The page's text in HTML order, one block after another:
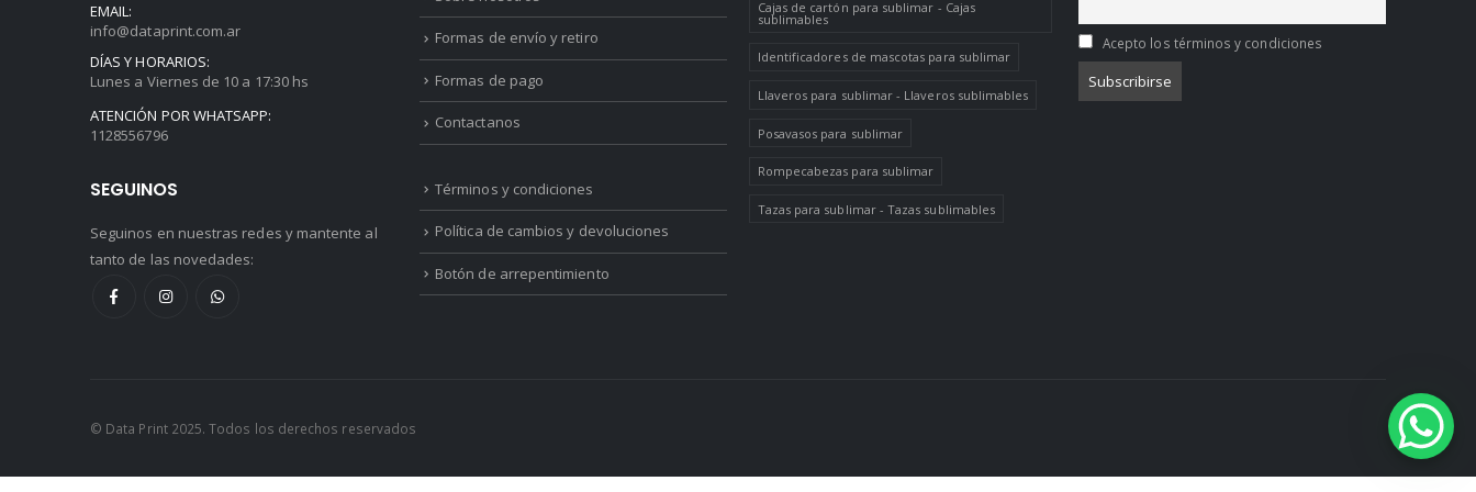
EMAIL:
info@dataprint.com.ar
DÍAS Y HORARIOS:
Lunes a Viernes de 10 a 17:30 hs
ATENCIÓN POR WHATSAPP:
1128556796
SEGUINOS
Seguinos en nuestras redes y mantente al
tanto de las novedades:
Formas de envío y retiro
Formas de pago
Contactanos
Términos y condiciones
Política de cambios y devoluciones
Botón de arrepentimiento
Cajas de cartón para sublimar - Cajas
sublimables
Identificadores de mascotas para sublimar
Llaveros para sublimar - Llaveros sublimables
Posavasos para sublimar
Rompecabezas para sublimar
Tazas para sublimar - Tazas sublimables
Acepto los términos y condiciones
© Data Print 2025. Todos los derechos reservados